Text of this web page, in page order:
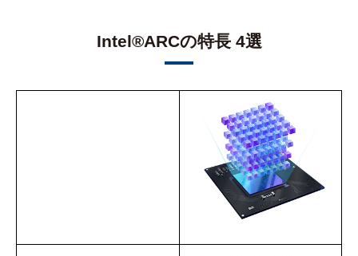
Intel®ARCの特長 4選